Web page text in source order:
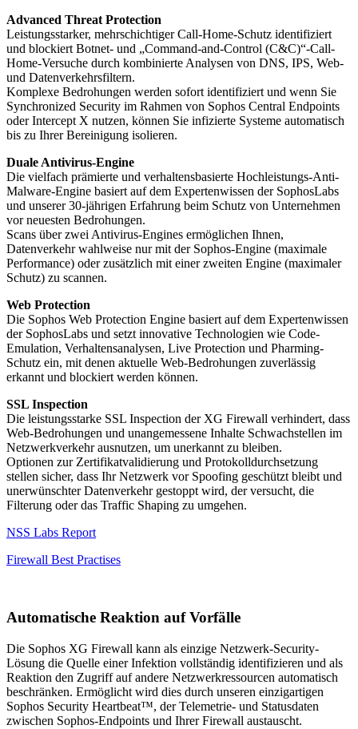
Advanced Threat Protection
Leistungsstarker, mehrschichtiger Call-Home-Schutz identifiziert
und blockiert Botnet- und „Command-and-Control (C&C)“-Call-
Home-Versuche durch kombinierte Analysen von DNS, IPS, Web-
und Datenverkehrsfiltern.
Komplexe Bedrohungen werden sofort identifiziert und wenn Sie
Synchronized Security im Rahmen von Sophos Central Endpoints
oder Intercept X nutzen, können Sie infizierte Systeme automatisch
bis zu Ihrer Bereinigung isolieren.
Duale Antivirus-Engine
Die vielfach prämierte und verhaltensbasierte Hochleistungs-Anti-
Malware-Engine basiert auf dem Expertenwissen der SophosLabs
und unserer 30-jährigen Erfahrung beim Schutz von Unternehmen
vor neuesten Bedrohungen.
Scans über zwei Antivirus-Engines ermöglichen Ihnen,
Datenverkehr wahlweise nur mit der Sophos-Engine (maximale
Performance) oder zusätzlich mit einer zweiten Engine (maximaler
Schutz) zu scannen.
Web Protection
Die Sophos Web Protection Engine basiert auf dem Expertenwissen
der SophosLabs und setzt innovative Technologien wie Code-
Emulation, Verhaltensanalysen, Live Protection und Pharming-
Schutz ein, mit denen aktuelle Web-Bedrohungen zuverlässig
erkannt und blockiert werden können.
SSL Inspection
Die leistungsstarke SSL Inspection der XG Firewall verhindert, dass
Web-Bedrohungen und unangemessene Inhalte Schwachstellen im
Netzwerkverkehr ausnutzen, um unerkannt zu bleiben.
Optionen zur Zertifikatvalidierung und Protokolldurchsetzung
stellen sicher, dass Ihr Netzwerk vor Spoofing geschützt bleibt und
unerwünschter Datenverkehr gestoppt wird, der versucht, die
Filterung oder das Traffic Shaping zu umgehen.
NSS Labs Report
Firewall Best Practises
Automatische Reaktion auf Vorfälle
Die Sophos XG Firewall kann als einzige Netzwerk-Security-
Lösung die Quelle einer Infektion vollständig identifizieren und als
Reaktion den Zugriff auf andere Netzwerkressourcen automatisch
beschränken. Ermöglicht wird dies durch unseren einzigartigen
Sophos Security Heartbeat™, der Telemetrie- und Statusdaten
zwischen Sophos-Endpoints und Ihrer Firewall austauscht.